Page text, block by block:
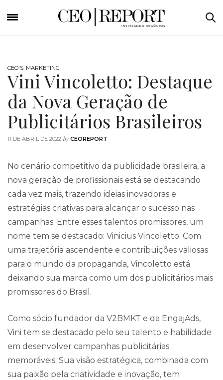
CEO'S, MARKETING
Vini Vincoletto: Destaque
da Nova Geração de
Publicitários Brasileiros
11 DE ABRIL DE 2022 by CEOREPORT
No cenário competitivo da publicidade brasileira, a
nova geração de profissionais está se destacando
cada vez mais, trazendo ideias inovadoras e
estratégias criativas para alcançar o sucesso nas
campanhas. Entre esses talentos promissores, um
nome tem se destacado: Vinicius Vincoletto. Com
uma trajetória ascendente e contribuições valiosas
para o mundo da propaganda, Vincoletto está
deixando sua marca como um dos publicitários mais
promissores do Brasil.
Como sócio fundador da V2BMKT e da EngajAds,
Vini tem se destacado pelo seu talento e habilidade
em desenvolver campanhas publicitárias
memoráveis. Sua visão estratégica, combinada com
sua paixão pela criatividade e inovação, tem